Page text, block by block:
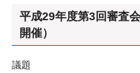
平成29年度第3回審査
開催）
議題